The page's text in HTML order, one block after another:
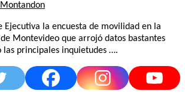
Ejecutiva la encuesta de movilidad en la
Montevideo que arrojó datos bastantes
las principales inquietudes ….